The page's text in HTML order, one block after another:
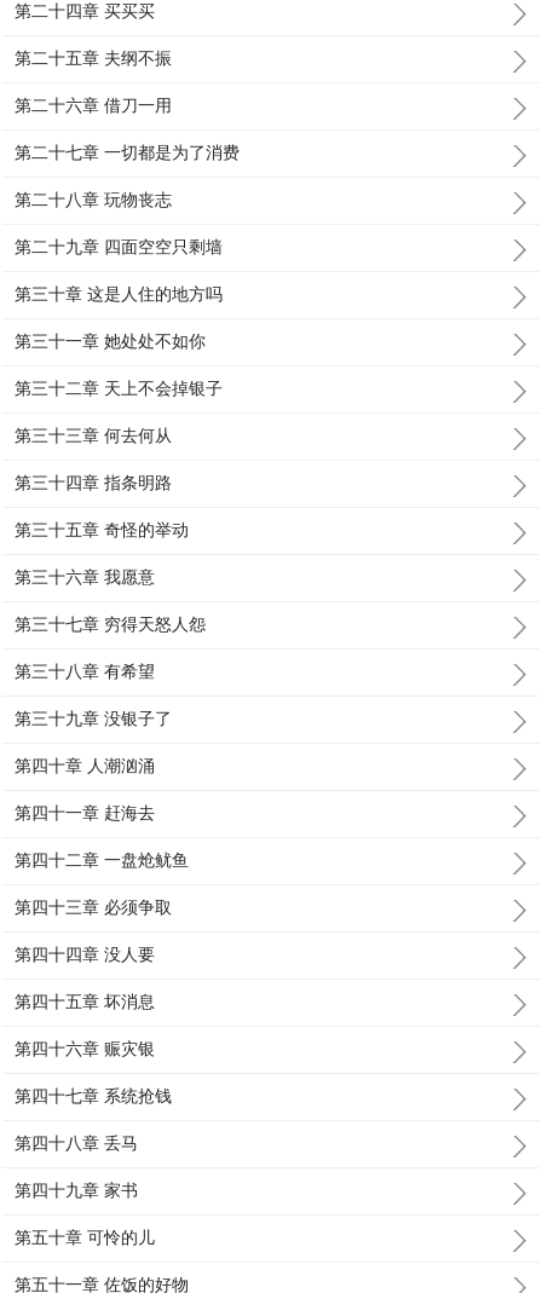
第二十四章 买买买
第二十五章 夫纲不振
第二十六章 借刀一用
第二十七章 一切都是为了消费
第二十八章 玩物丧志
第二十九章 四面空空只剩墙
第三十章 这是人住的地方吗
第三十一章 她处处不如你
第三十二章 天上不会掉银子
第三十三章 何去何从
第三十四章 指条明路
第三十五章 奇怪的举动
第三十六章 我愿意
第三十七章 穷得天怒人怨
第三十八章 有希望
第三十九章 没银子了
第四十章 人潮汹涌
第四十一章 赶海去
第四十二章 一盘炝鱿鱼
第四十三章 必须争取
第四十四章 没人要
第四十五章 坏消息
第四十六章 赈灾银
第四十七章 系统抢钱
第四十八章 丢马
第四十九章 家书
第五十章 可怜的儿
第五十一章 佐饭的好物